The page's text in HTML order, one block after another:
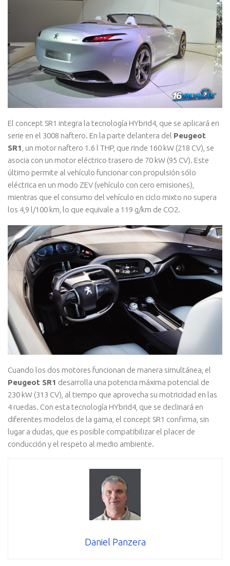
El concept SR1 integra la tecnología HYbrid4, que se aplicará en
serie en el 3008 naftero. En la parte delantera del Peugeot
SR1, un motor naftero 1.6 l THP, que rinde 160 kW (218 CV), se
asocia con un motor eléctrico trasero de 70 kW (95 CV). Este
último permite al vehículo funcionar con propulsión sólo
eléctrica en un modo ZEV (vehículo con cero emisiones),
mientras que el consumo del vehículo en ciclo mixto no supera
los 4,9 l/100 km, lo que equivale a 119 g/km de CO2.
Cuando los dos motores funcionan de manera simultánea, el
Peugeot SR1 desarrolla una potencia máxima potencial de
230 kW (313 CV), al tiempo que aprovecha su motricidad en las
4 ruedas. Con esta tecnología HYbrid4, que se declinará en
diferentes modelos de la gama, el concept SR1 confirma, sin
lugar a dudas, que es posible compatibilizar el placer de
conducción y el respeto al medio ambiente.
Daniel Panzera